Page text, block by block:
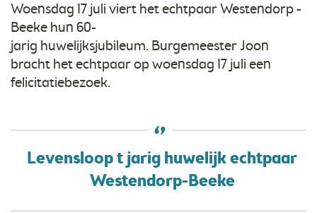
Woensdag 17 juli viert het echtpaar Westendorp -
Beeke hun 60-
jarig huwelijksjubileum. Burgemeester Joon
bracht het echtpaar op woensdag 17 juli een
felicitatiebezoek.
Levensloop t jarig huwelijk echtpaar
Westendorp-Beeke